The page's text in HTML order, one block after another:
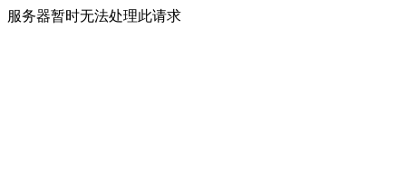
服务器暂时无法处理此请求